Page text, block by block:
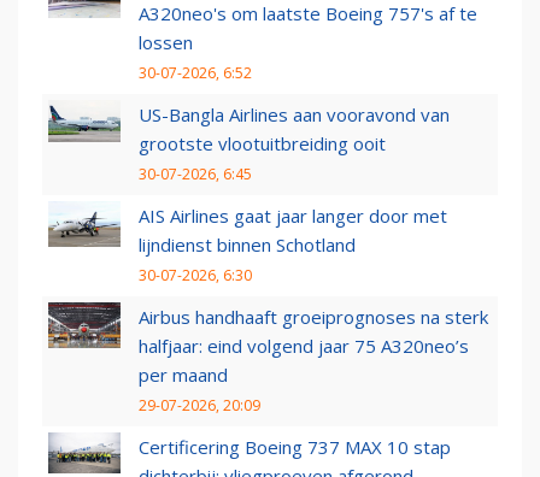
A320neo's om laatste Boeing 757's af te
lossen
30-07-2026, 6:52
US-Bangla Airlines aan vooravond van
grootste vlootuitbreiding ooit
30-07-2026, 6:45
AIS Airlines gaat jaar langer door met
lijndienst binnen Schotland
30-07-2026, 6:30
Airbus handhaaft groeiprognoses na sterk
halfjaar: eind volgend jaar 75 A320neo’s
per maand
29-07-2026, 20:09
Certificering Boeing 737 MAX 10 stap